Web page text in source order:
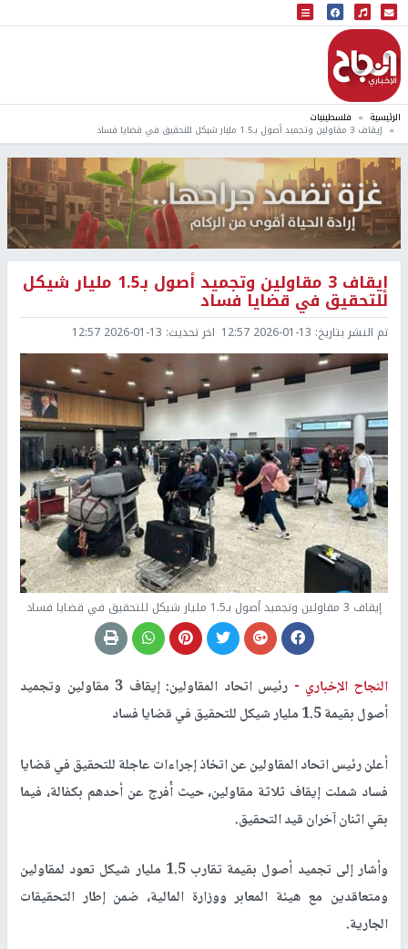
البث المباشر
إذاعة النجاح
الرئيسية فلسطينيات
إيقاف 3 مقاولين وتجميد أصول بـ1.5 مليار شيكل للتحقيق في قضايا فساد
إيقاف 3 مقاولين وتجميد أصول بـ1.5 مليار شيكل
للتحقيق في قضايا فساد
تم النشر بتاريخ: 2026-01-13 12:57 اخر تحديث: 2026-01-13 12:57
إيقاف 3 مقاولين وتجميد أصول بـ1.5 مليار شيكل للتحقيق في قضايا فساد
النجاح الإخباري -
رئيس اتحاد المقاولين: إيقاف 3 مقاولين وتجميد
أصول بقيمة 1.5 مليار شيكل للتحقيق في قضايا فساد
أعلن رئيس اتحاد المقاولين عن اتخاذ إجراءات عاجلة للتحقيق في قضايا
فساد شملت إيقاف ثلاثة مقاولين، حيث أُفرج عن أحدهم بكفالة، فيما
بقي اثنان آخران قيد التحقيق.
وأشار إلى تجميد أصول بقيمة تقارب 1.5 مليار شيكل تعود لمقاولين
ومتعاقدين مع هيئة المعابر ووزارة المالية، ضمن إطار التحقيقات
الجارية.